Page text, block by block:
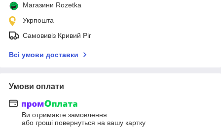
Магазини Rozetka
Укрпошта
Самовивіз Кривий Ріг
Всі умови доставки
Умови оплати
Ви отримаєте замовлення
або гроші повернуться на вашу картку